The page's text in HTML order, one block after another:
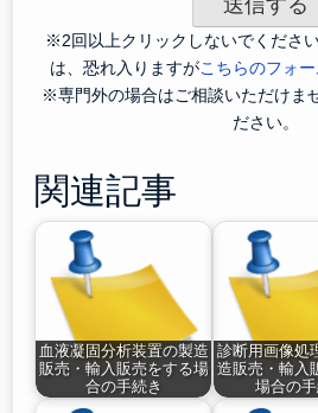
※2回以上クリックしないでくださ
は、恐れ入りますがこちらのフォー
※専門外の場合はご相談いただけま
ださい。
関連記事
血液凝固分析装置の製造
販売・輸入販売をする場
合の手続き
診断用画像処
造販売・輸入
場合の手